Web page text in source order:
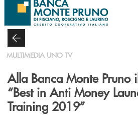
Salta al contenuto principale
MULTIMEDIA UNO TV
Alla Banca Monte Pruno
“Best in Anti Money
Training 2019”